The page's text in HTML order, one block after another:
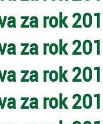
za rok
za rok
za rok
za rok